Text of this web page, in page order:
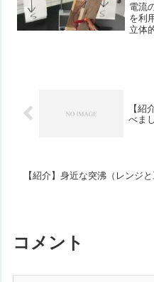
電流
を利
立体
【紹
べま
【紹介】身近な突沸（レンジと
コメント